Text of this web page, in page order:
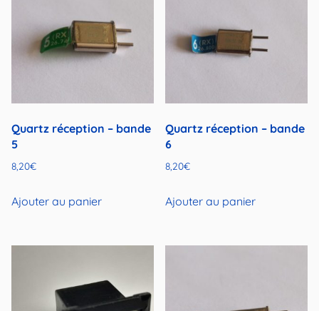
Quartz réception – bande
5
8,20€
Ajouter au panier
Quartz réception – bande
6
8,20€
Ajouter au panier